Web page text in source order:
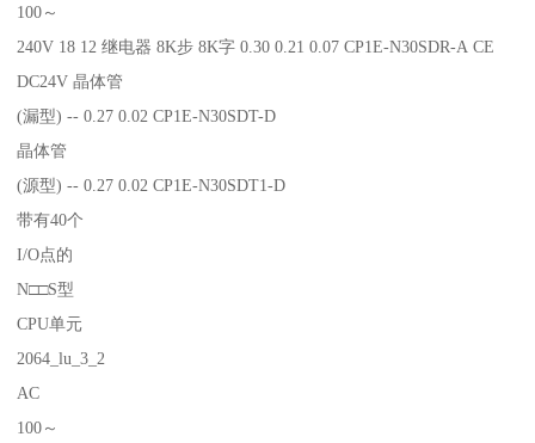
100～
240V 18 12 继电器 8K步 8K字 0.30 0.21 0.07 CP1E-N30SDR-A CE
DC24V 晶体管
(漏型) -- 0.27 0.02 CP1E-N30SDT-D
晶体管
(源型) -- 0.27 0.02 CP1E-N30SDT1-D
带有40个
I/O点的
N□□S型
CPU单元
2064_lu_3_2
AC
100～